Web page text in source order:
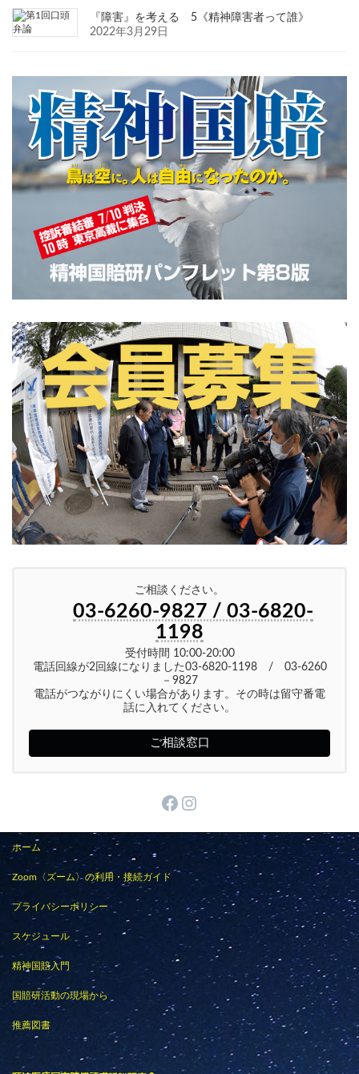
『障害』を考える 5《精神障害者って誰》
2022年3月29日
ご相談ください。
03-6260-9827 / 03-6820-
1198
受付時間 10:00-20:00
電話回線が2回線になりました03-6820-1198 / 03-6260
－9827
電話がつながりにくい場合があります。その時は留守番電
話に入れてください。
ご相談窓口
Facebook
Instagram
ホーム
Zoom〈ズーム〉の利用・接続ガイド
プライバシーポリシー
スケジュール
精神国賠入門
国賠研活動の現場から
推薦図書